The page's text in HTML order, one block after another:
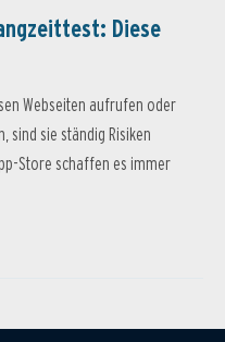
Diese
Webseiten aufrufen oder
sind sie ständig Risiken
Store schaffen es immer